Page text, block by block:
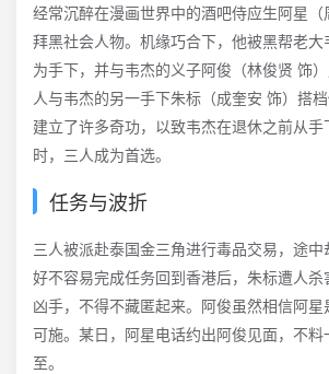
经常沉醉在漫画世界中的酒吧侍应生阿星
拜黑社会人物。机缘巧合下，他被黑帮老
为手下，并与韦杰的义子阿俊（林俊贤 饰
人与韦杰的另一手下朱标（成奎安 饰）搭档
建立了许多奇功，以致韦杰在退休之前从
时，三人成为首选。
任务与波折
三人被派赴泰国金三角进行毒品交易，途中
好不容易完成任务回到香港后，朱标遭人
凶手，不得不藏匿起来。阿俊虽然相信阿
可施。某日，阿星电话约出阿俊见面，不
至。